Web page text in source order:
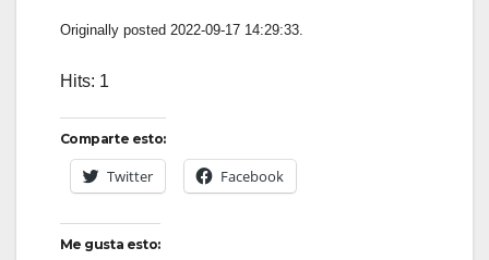
Originally posted 2022-09-17 14:29:33.
Hits: 1
Comparte esto:
Twitter Facebook
Me gusta esto: